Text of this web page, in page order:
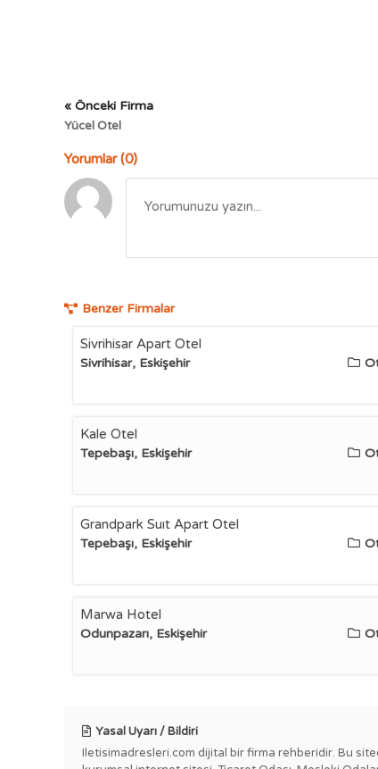
« Önceki Firma
Yücel Otel
Yorumlar (0)
Benzer Firmalar
Sivrihisar Apart Otel
Sivrihisar, Eskişehir
Kale Otel
Tepebaşı, Eskişehir
Grandpark Suıt Apart Otel
Tepebaşı, Eskişehir
Marwa Hotel
Odunpazarı, Eskişehir
Yasal Uyarı / Bildiri
Iletisimadresleri.com dijital bir firma rehberidir. Bu